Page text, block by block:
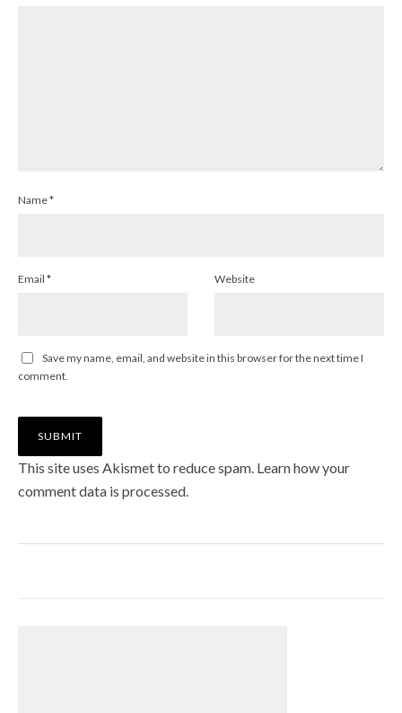
Name*
Email * Website
Save my name, email, and website in this browser for the next time I
comment.
This site uses Akismet to reduce spam. Learn how your
comment data is processed